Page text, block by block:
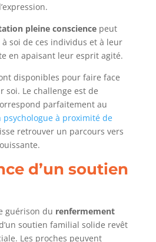
pleine consciencepeut
soi de ces individus et à leur
en apaisant leur esprit agité.
disponibles pour faire face
soi. Le challenge est de
parfaitement au
à proximité de
retrouver un parcours vers
d’un soutien
guérison du renfermement
soutien familial solide revêt
Les proches peuvent